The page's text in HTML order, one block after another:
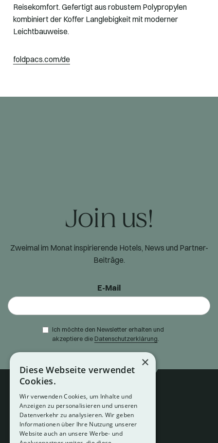
Reisekomfort. Gefertigt aus robustem Polypropylen
kombiniert der Koffer Langlebigkeit mit moderner
Leichtbauweise.
foldpacs.com/de
Join us!
Zweimal im Monat inspirierende Hotels, News und Partner-
Beiträge.
E-Mail
Ich möchte den Newsletter erhalten und
akzeptiere die Datenschutzerklärung
×
Diese Webseite verwendet
Cookies.
Wir verwenden Cookies, um Inhalte und
Anzeigen zu personalisieren und unseren
Datenverkehr zu analysieren. Wir geben
Informationen über Ihre Nutzung unserer
Website auch an unsere Werbe- und